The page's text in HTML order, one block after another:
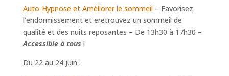
Auto-Hypnose et Améliorer le sommeil– Favorisez
l’endormissement et eretrouvez un sommeil de
qualité et des nuits reposantes – De 13h30 à 17h30 –
Accessible à tous !
Du 22 au 24 juin :